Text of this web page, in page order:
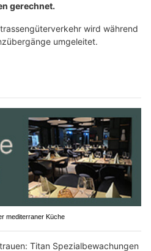
gerechnet.
wird während
umgeleitet.
mediterraner Küche